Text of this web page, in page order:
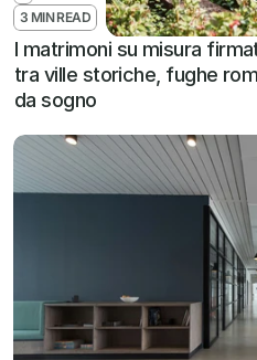
3 MIN READ
I matrimoni su misura
tra ville storiche, fughe
da sogno